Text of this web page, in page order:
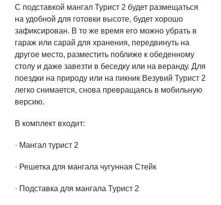
С подставкой мангал Турист 2 будет размещаться
на удобной для готовки высоте, будет хорошо
зафиксирован. В то же время его можно убрать в
гараж или сарай для хранения, передвинуть на
другое место, разместить поближе к обеденному
столу и даже завезти в беседку или на веранду. Для
поездки на природу или на пикник Везувий Турист 2
легко снимается, снова превращаясь в мобильную
версию.
В комплект входит:
· Мангал турист 2
· Решетка для мангала чугунная Стейк
· Подставка для мангала Турист 2